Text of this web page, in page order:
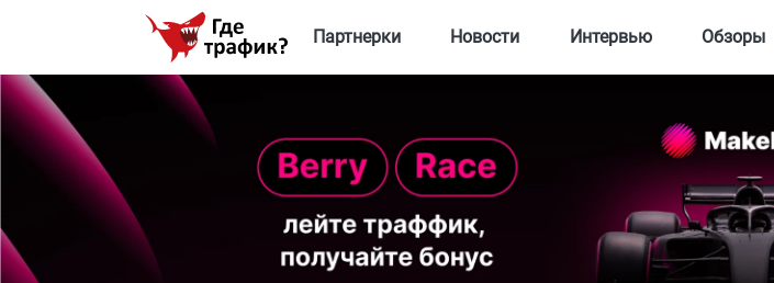
Партнерки Новости Интервью Обзоры